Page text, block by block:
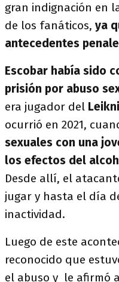
gran indignación en
de los fanáticos, ya
antecedentes
Escobar había sido
prisión por abuso
era jugador del
ocurrió en 2021,
sexuales con una
los efectos del
Desde allí, el
jugar y hasta el día
inactividad.
Luego de este
reconocido que
el abuso y le afirmó